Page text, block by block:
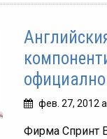
фев. 27, 2012
Фирма Спринт